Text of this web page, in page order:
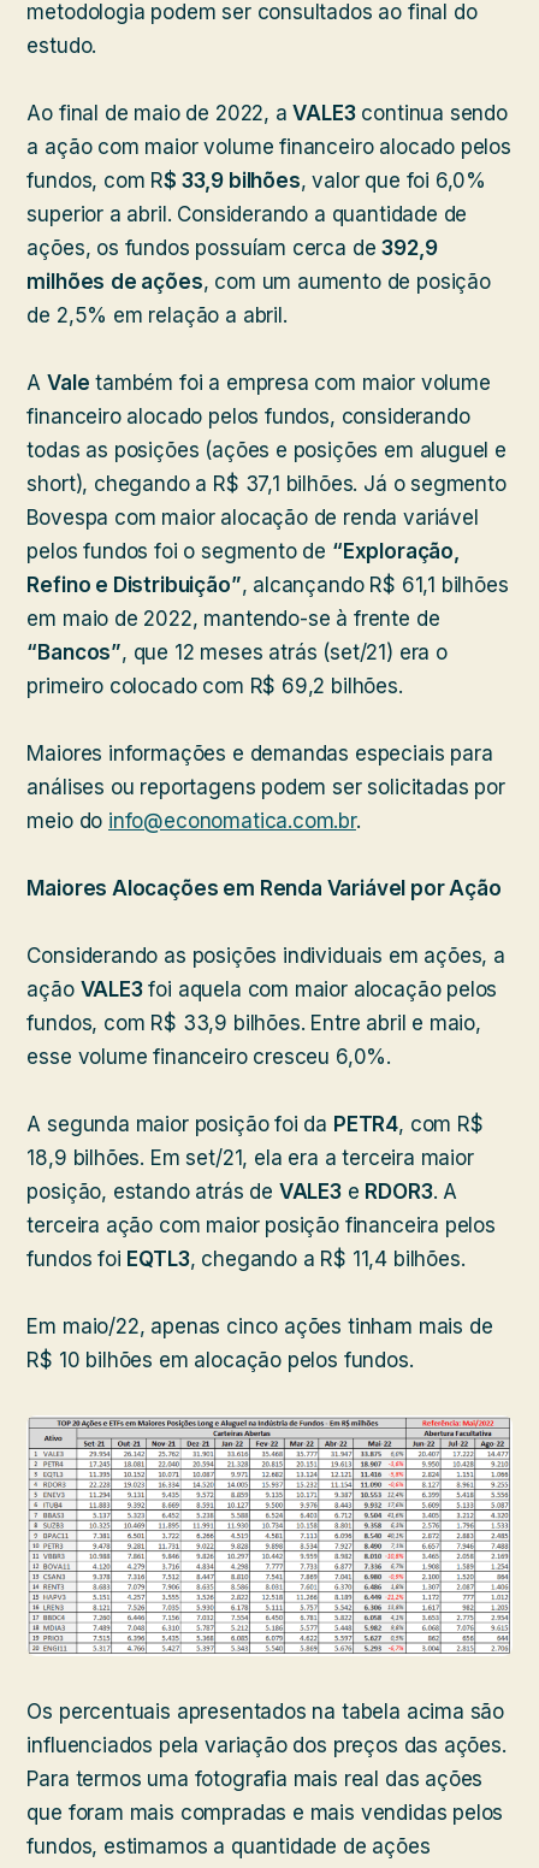
metodologia podem ser consultados ao final do
estudo.
Ao final de maio de 2022, aVALE3continua sendo
a ação com maior volume financeiro alocado pelos
fundos, com R$ 33,9 bilhões, valor que foi 6,0%
superior a abril. Considerando a quantidade de
ações, os fundos possuíam cerca de392,9
milhões de ações, com um aumento de posição
de 2,5% em relação a abril.
AVale também foi a empresa com maior volume
financeiro alocado pelos fundos, considerando
todas as posições (ações e posições em aluguel e
short), chegando a R$ 37,1 bilhões. Já o segmento
Bovespa com maior alocação de renda variável
pelos fundos foi o segmento de “Exploração,
Refino e Distribuição”, alcançando R$ 61,1 bilhões
em maio de 2022, mantendo-se à frente de
“Bancos”, que 12 meses atrás (set/21) era o
primeiro colocado com R$ 69,2 bilhões.
Maiores informações e demandas especiais para
análises ou reportagens podem ser solicitadas por
meio do info@economatica.com.br.
Maiores Alocações em Renda Variável por Ação
Considerando as posições individuais em ações, a
ação VALE3foi aquela com maior alocação pelos
fundos, com R$ 33,9 bilhões. Entre abril e maio,
esse volume financeiro cresceu 6,0%.
A segunda maior posição foi da PETR4, com R$
18,9 bilhões. Em set/21, ela era a terceira maior
posição, estando atrás de VALE3e RDOR3. A
terceira ação com maior posição financeira pelos
fundos foi EQTL3, chegando a R$ 11,4 bilhões.
Em maio/22, apenas cinco ações tinham mais de
R$ 10 bilhões em alocação pelos fundos.
Os percentuais apresentados na tabela acima são
influenciados pela variação dos preços das ações.
Para termos uma fotografia mais real das ações
que foram mais compradas e mais vendidas pelos
fundos, estimamos a quantidade de ações